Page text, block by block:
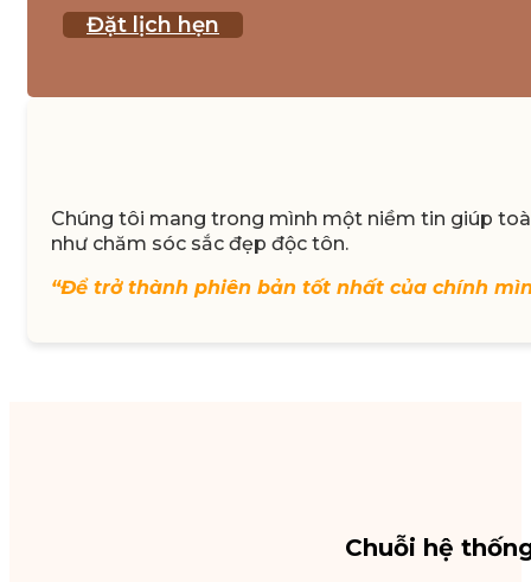
Đặt lịch hẹn
Chúng tôi mang trong mình một niềm tin giúp
như chăm sóc sắc đẹp độc tôn.
“Để trở thành phiên bản tốt nhất của chính
Chuỗi hệ